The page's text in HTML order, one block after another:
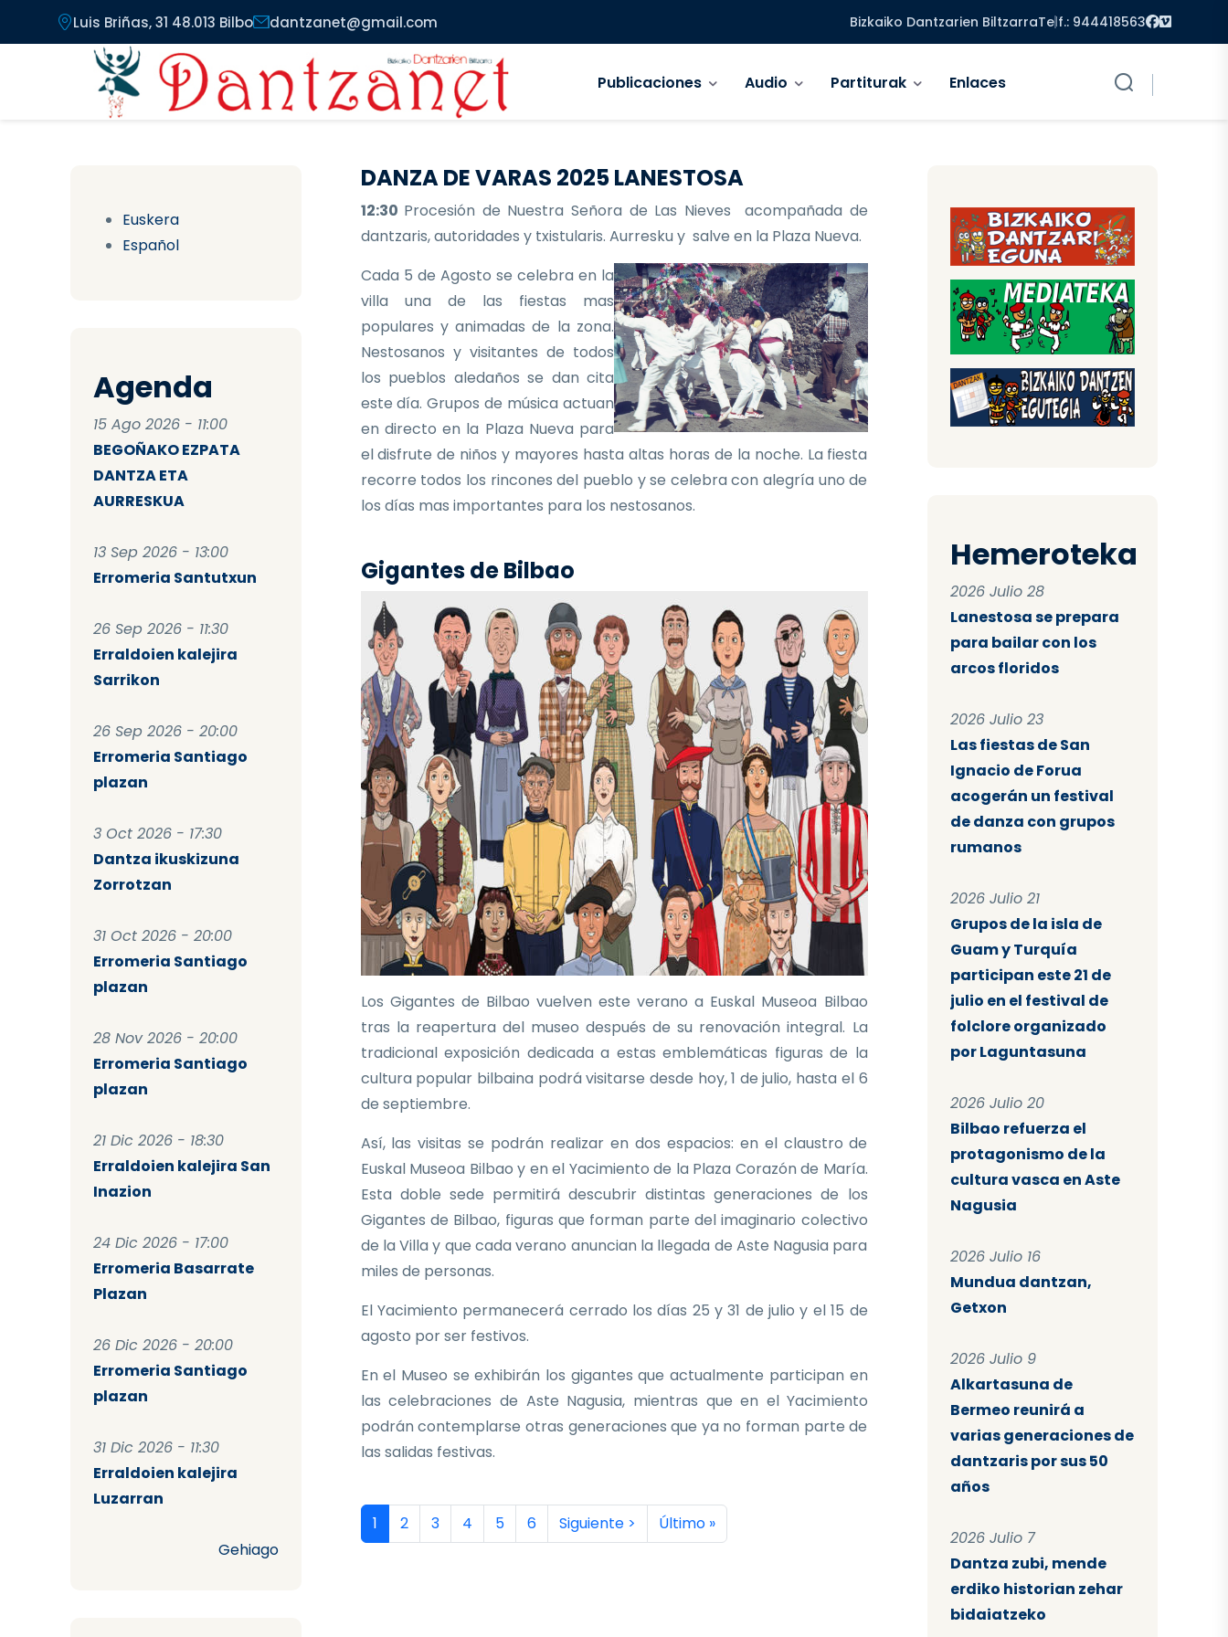
Pasar al contenido principal
Luis Briñas, 31 48.013 Bilbo dantzanet@gmail.com Bizkaiko Dantzarien BiltzarraTelf.: 944418563 Facebook
Vimeo
Publicaciones Audio Partiturak Enlaces
Euskera
Español
Agenda
15 Ago 2026 - 11:00
BEGOÑAKO EZPATA
DANTZA ETA
AURRESKUA
13 Sep 2026 - 13:00
Erromeria Santutxun
26 Sep 2026 - 11:30
Erraldoien kalejira
Sarrikon
26 Sep 2026 - 20:00
Erromeria Santiago
plazan
3 Oct 2026 - 17:30
Dantza ikuskizuna
Zorrotzan
31 Oct 2026 - 20:00
Erromeria Santiago
plazan
28 Nov 2026 - 20:00
Erromeria Santiago
plazan
21 Dic 2026 - 18:30
Erraldoien kalejira San
Inazion
24 Dic 2026 - 17:00
Erromeria Basarrate
Plazan
26 Dic 2026 - 20:00
Erromeria Santiago
plazan
31 Dic 2026 - 11:30
Erraldoien kalejira
Luzarran
Gehiago
DANZA DE VARAS 2025 LANESTOSA
12:30 Procesión de Nuestra Señora de Las Nieves acompañada de
dantzaris, autoridades y txistularis. Aurresku y salve en la Plaza Nueva.
Cada 5 de Agosto se celebra en la
villa una de las fiestas mas
populares y animadas de la zona.
Nestosanos y visitantes de todos
los pueblos aledaños se dan cita
este día. Grupos de música actuan
en directo en la Plaza Nueva para
el disfrute de niños y mayores hasta altas horas de la noche. La fiesta
recorre todos los rincones del pueblo y se celebra con alegría uno de
los días mas importantes para los nestosanos.
Gigantes de Bilbao
Los Gigantes de Bilbao vuelven este verano a Euskal Museoa Bilbao
tras la reapertura del museo después de su renovación integral. La
tradicional exposición dedicada a estas emblemáticas figuras de la
cultura popular bilbaina podrá visitarse desde hoy, 1 de julio, hasta el 6
de septiembre.
Así, las visitas se podrán realizar en dos espacios: en el claustro de
Euskal Museoa Bilbao y en el Yacimiento de la Plaza Corazón de María.
Esta doble sede permitirá descubrir distintas generaciones de los
Gigantes de Bilbao, figuras que forman parte del imaginario colectivo
de la Villa y que cada verano anuncian la llegada de Aste Nagusia para
miles de personas.
El Yacimiento permanecerá cerrado los días 25 y 31 de julio y el 15 de
agosto por ser festivos.
En el Museo se exhibirán los gigantes que actualmente participan en
las celebraciones de Aste Nagusia, mientras que en el Yacimiento
podrán contemplarse otras generaciones que ya no forman parte de
las salidas festivas.
Paginación
Página actual
1 Página
2 Página
3 Página
4 Página
5 Página
6 Siguiente página
Siguiente > Última página
Último »
Hemeroteka
2026 Julio 28
Lanestosa se prepara
para bailar con los
arcos floridos
2026 Julio 23
Las fiestas de San
Ignacio de Forua
acogerán un festival
de danza con grupos
rumanos
2026 Julio 21
Grupos de la isla de
Guam y Turquía
participan este 21 de
julio en el festival de
folclore organizado
por Laguntasuna
2026 Julio 20
Bilbao refuerza el
protagonismo de la
cultura vasca en Aste
Nagusia
2026 Julio 16
Mundua dantzan,
Getxon
2026 Julio 9
Alkartasuna de
Bermeo reunirá a
varias generaciones de
dantzaris por sus 50
años
2026 Julio 7
Dantza zubi, mende
erdiko historian zehar
bidaiatzeko